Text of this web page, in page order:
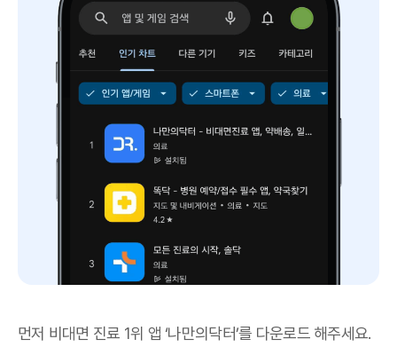
먼저 비대면 진료 1위 앱 ‘나만의닥터’를 다운로드 해주세요.